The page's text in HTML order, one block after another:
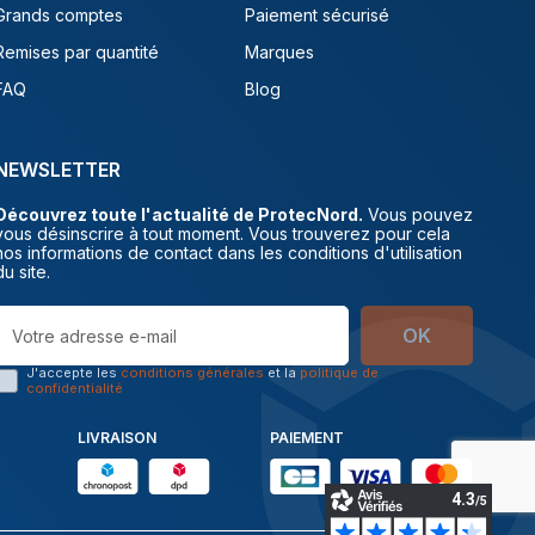
comptes
par quantité
Paiement sécurisé
Marques
Blog
toute l'actualité de ProtecNord. Vous pouvez
désinscrire à tout moment. Vous trouverez pour cela
informations de contact dans les conditions d'utilisation
site.
OK
J'accepte les conditions générales et la politique de
confidentialité
LIVRAISON PAIEMENT